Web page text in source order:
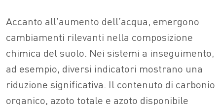
Accanto all’aumento dell’acqua, emergono
cambiamenti rilevanti nella composizione
chimica del suolo. Nei sistemi a inseguimento,
ad esempio, diversi indicatori mostrano una
riduzione significativa. Il contenuto di carbonio
organico, azoto totale e azoto disponibile